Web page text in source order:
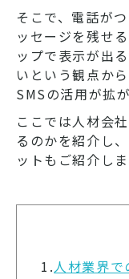
そこで、電話が
ッセージを残せ
ップで表示が出
いという観点か
SMSの活用が拡
ここでは人材会
るのかを紹介し
ットもご紹介しま
1.人材業界で